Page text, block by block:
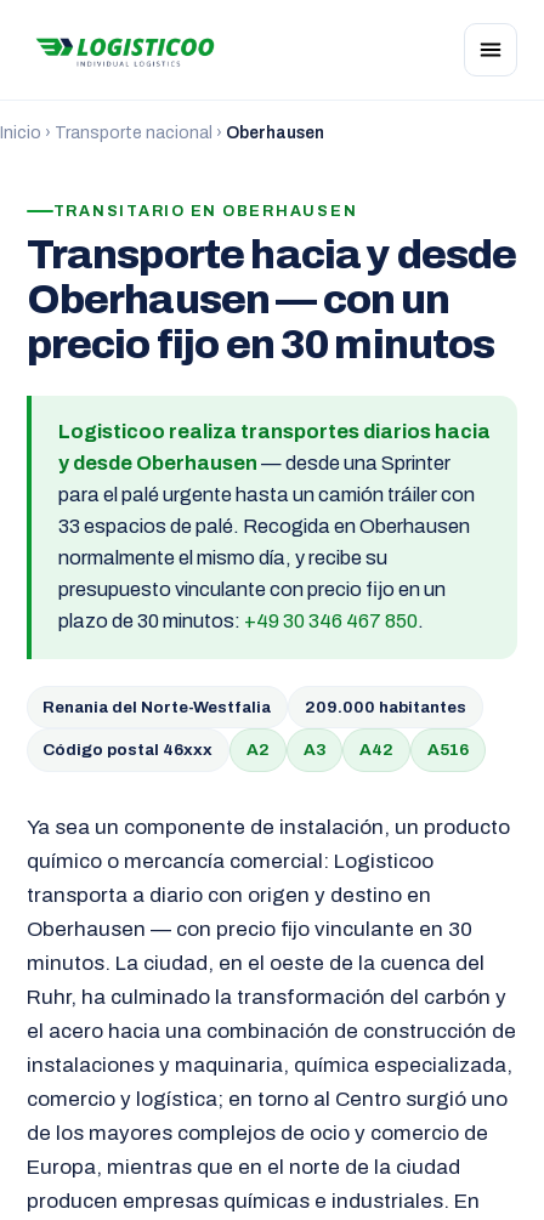
Inicio › Transporte nacional › Oberhausen
TRANSITARIO EN OBERHAUSEN
Transporte hacia y desde
Oberhausen — con un
precio fijo en 30 minutos
Logisticoo realiza transportes diarios hacia
y desde Oberhausen — desde una Sprinter
para el palé urgente hasta un camión tráiler con
33 espacios de palé. Recogida en Oberhausen
normalmente el mismo día, y recibe su
presupuesto vinculante con precio fijo en un
plazo de 30 minutos: +49 30 346 467 850.
Renania del Norte-Westfalia 209.000 habitantes
Código postal 46xxx A2 A3 A42 A516
Ya sea un componente de instalación, un producto
químico o mercancía comercial: Logisticoo
transporta a diario con origen y destino en
Oberhausen — con precio fijo vinculante en 30
minutos. La ciudad, en el oeste de la cuenca del
Ruhr, ha culminado la transformación del carbón y
el acero hacia una combinación de construcción de
instalaciones y maquinaria, química especializada,
comercio y logística; en torno al Centro surgió uno
de los mayores complejos de ocio y comercio de
Europa, mientras que en el norte de la ciudad
producen empresas químicas e industriales. En